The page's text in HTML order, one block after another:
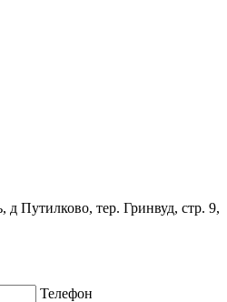
д Путилково, тер. Гринвуд, стр. 9,
Телефон